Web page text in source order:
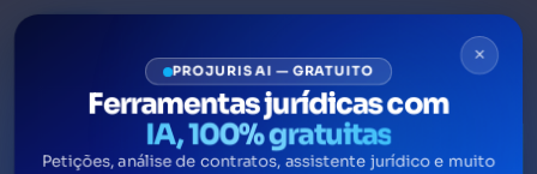
ARTIGO
×
PROJURIS AI — GRATUITO
Ferramentas jurídicas com
IA, 100% gratuitas
Petições, análise de contratos, assistente jurídico e muito